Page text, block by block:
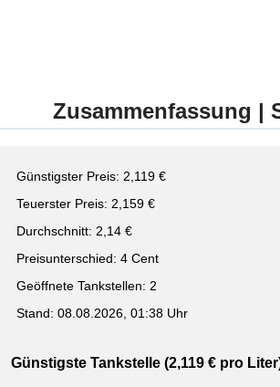
Zusammenfassung |
Günstigster Preis: 2,119 €
Teuerster Preis: 2,159 €
Durchschnitt: 2,14 €
Preisunterschied: 4 Cent
Geöffnete Tankstellen: 2
Stand: 08.08.2026, 01:38 Uhr
Günstigste Tankstelle (2,119 € pro